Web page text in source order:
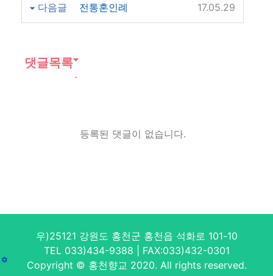
다음글
전통혼인례 17.05.29
댓글목록
등록된 댓글이 없습니다.
우)25121 강원도 홍천군 홍천읍 석화로 101-10
TEL 033)434-9388 | FAX:033)432-0301
Copyright © 홍천향교 2020. All rights reserved.